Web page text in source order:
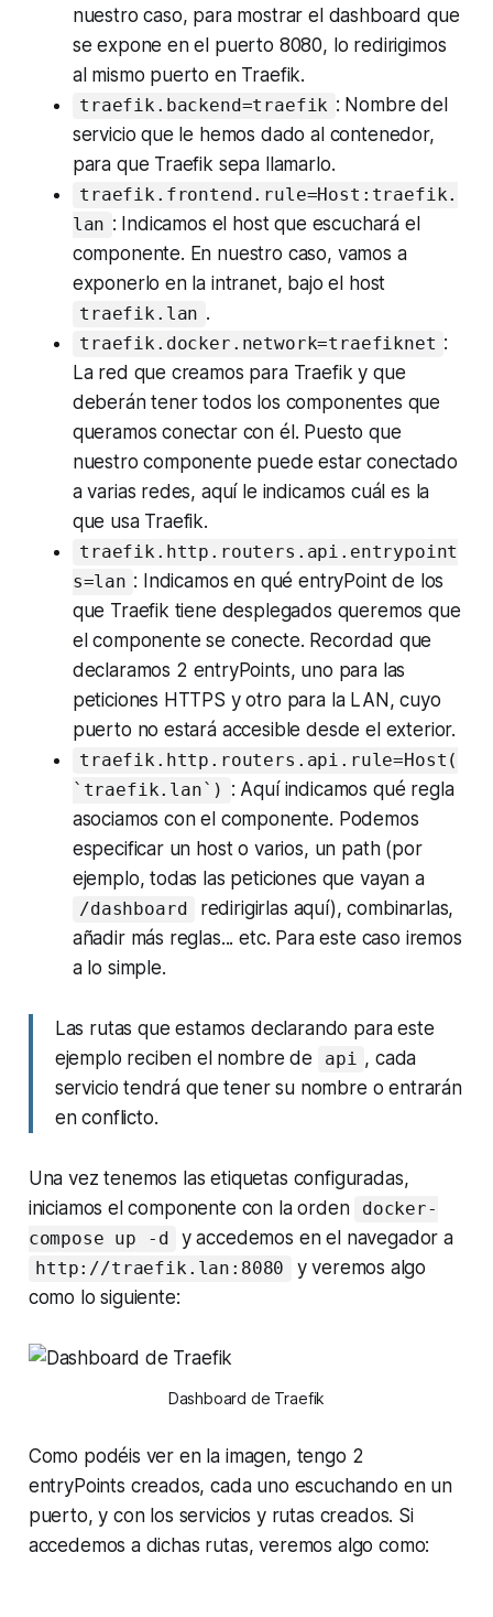
nuestro caso, para mostrar el dashboard que
se expone en el puerto 8080, lo redirigimos
al mismo puerto en Traefik.
traefik.backend=traefik : Nombre del
servicio que le hemos dado al contenedor,
para que Traefik sepa llamarlo.
traefik.frontend.rule=Host:traefik.
lan : Indicamos el hostque escuchará el
componente. En nuestro caso, vamos a
exponerlo en la intranet, bajo el
host
traefik.lan .
traefik.docker.network=traefiknet :
La red que creamos para Traefik y que
deberán tener todos los componentes que
queramos conectar con él. Puesto que
nuestro componente puede estar conectado
a varias redes, aquí le indicamos cuál es la
que usa Traefik.
traefik.http.routers.api.entrypoint
s=lan : Indicamos en quéentryPointde los
que Traefik tiene desplegados queremos que
el componente se conecte. Recordad que
declaramos 2 entryPoints, uno para las
peticiones HTTPS y otro para la LAN, cuyo
puerto no estará accesible desde el exterior.
traefik.http.routers.api.rule=Host(
`traefik.lan`) : Aquí indicamos qué regla
asociamos con el componente. Podemos
especificar un hosto varios, un path(por
ejemplo, todas las peticiones que vayan a
/dashboard
redirigirlas aquí), combinarlas,
añadir más reglas... etc. Para este caso iremos
a lo simple.
Las rutas que estamos declarando para este
ejemplo reciben el nombre de
api , cada
servicio tendrá que tener su nombre o entrarán
en conflicto.
Una vez tenemos las etiquetas configuradas,
iniciamos el componente con la orden
docker-
compose up -d
y accedemos en el navegador a
http://traefik.lan:8080
y veremos algo
como lo siguiente:
Dashboard de Traefik
Como podéis ver en la imagen, tengo 2
entryPoints creados, cada uno escuchando en un
puerto, y con los servicios y rutas creados. Si
accedemos a dichas rutas, veremos algo como: